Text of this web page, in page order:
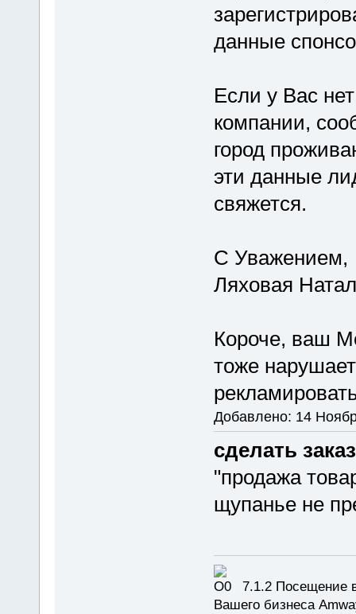
данные
Если у Вас
компании,
город
эти данные
свяжется.
С Уважением,
Ляховая
Короче, ваш
тоже
Добавлено: 14
сделать
"продажа
щупанье не
7.1.2 Посещение
Вашего бизнеса